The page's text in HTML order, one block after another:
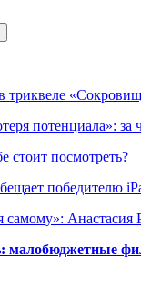
триквеле
потенциала»: за
стоит посмотреть?
победителю
самому»: